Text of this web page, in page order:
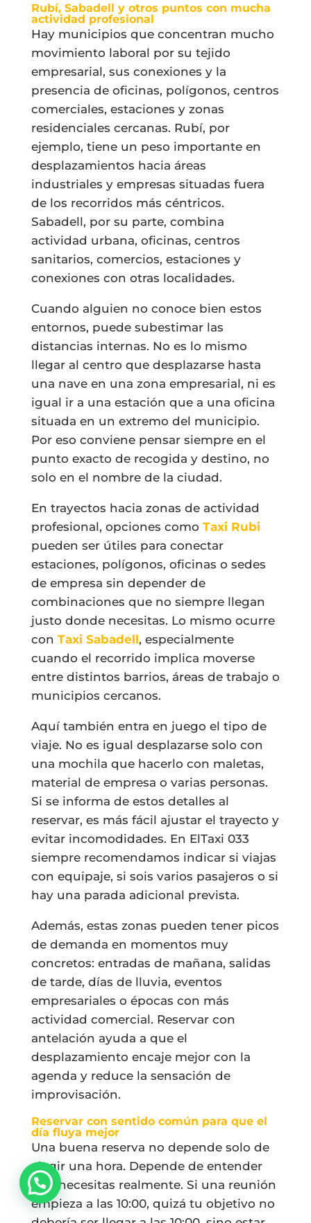
Rubí, Sabadell y otros puntos con mucha
actividad profesional
Hay municipios que concentran mucho
movimiento laboral por su tejido
empresarial, sus conexiones y la
presencia de oficinas, polígonos, centros
comerciales, estaciones y zonas
residenciales cercanas. Rubí, por
ejemplo, tiene un peso importante en
desplazamientos hacia áreas
industriales y empresas situadas fuera
de los recorridos más céntricos.
Sabadell, por su parte, combina
actividad urbana, oficinas, centros
sanitarios, comercios, estaciones y
conexiones con otras localidades.
Cuando alguien no conoce bien estos
entornos, puede subestimar las
distancias internas. No es lo mismo
llegar al centro que desplazarse hasta
una nave en una zona empresarial, ni es
igual ir a una estación que a una oficina
situada en un extremo del municipio.
Por eso conviene pensar siempre en el
punto exacto de recogida y destino, no
solo en el nombre de la ciudad.
En trayectos hacia zonas de actividad
profesional, opciones como Taxi Rubi
pueden ser útiles para conectar
estaciones, polígonos, oficinas o sedes
de empresa sin depender de
combinaciones que no siempre llegan
justo donde necesitas. Lo mismo ocurre
con Taxi Sabadell, especialmente
cuando el recorrido implica moverse
entre distintos barrios, áreas de trabajo o
municipios cercanos.
Aquí también entra en juego el tipo de
viaje. No es igual desplazarse solo con
una mochila que hacerlo con maletas,
material de empresa o varias personas.
Si se informa de estos detalles al
reservar, es más fácil ajustar el trayecto y
evitar incomodidades. En ElTaxi 033
siempre recomendamos indicar si viajas
con equipaje, si sois varios pasajeros o si
hay una parada adicional prevista.
Además, estas zonas pueden tener picos
de demanda en momentos muy
concretos: entradas de mañana, salidas
de tarde, días de lluvia, eventos
empresariales o épocas con más
actividad comercial. Reservar con
antelación ayuda a que el
desplazamiento encaje mejor con la
agenda y reduce la sensación de
improvisación.
Reservar con sentido común para que el
día fluya mejor
Una buena reserva no depende solo de
elegir una hora. Depende de entender
qué necesitas realmente. Si una reunión
empieza a las 10:00, quizá tu objetivo no